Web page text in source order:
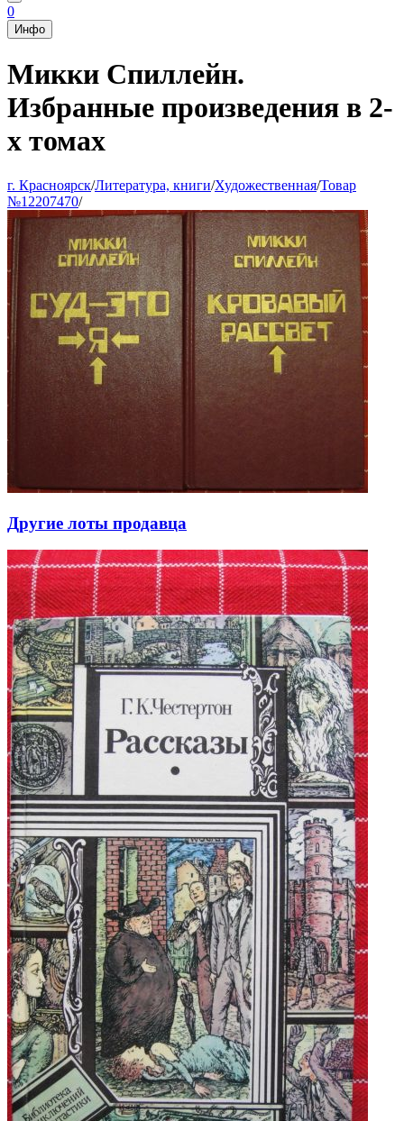
0
Инфо
Микки Спиллейн.
Избранные произведения в 2-
х томах
г. Красноярск/Литература, книги/Художественная/Товар
№12207470/
Другие лоты продавца